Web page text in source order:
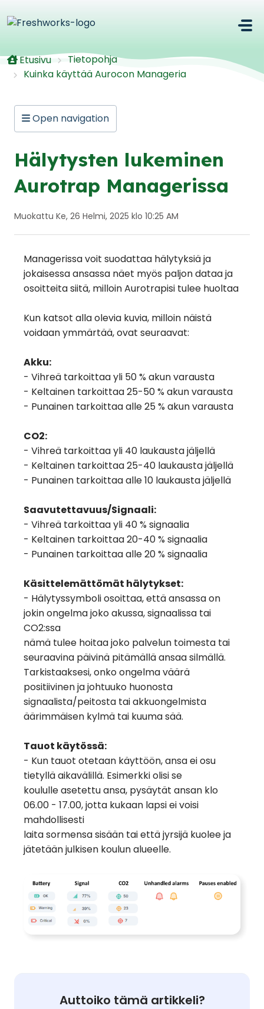
Etusivu
Tietopohja
Kuinka käyttää Aurocon Manageria
Open navigation
Hälytysten lukeminen
Aurotrap Managerissa
Muokattu Ke, 26 Helmi, 2025 klo 10:25 AM
Managerissa voit suodattaa hälytyksiä ja
jokaisessa ansassa näet myös paljon dataa ja
osoitteita siitä, milloin Aurotrapisi tulee huoltaa
Kun katsot alla olevia kuvia, milloin näistä
voidaan ymmärtää, ovat seuraavat:
Akku:
- Vihreä tarkoittaa yli 50 % akun varausta
- Keltainen tarkoittaa 25-50 % akun varausta
- Punainen tarkoittaa alle 25 % akun varausta
CO2:
- Vihreä tarkoittaa yli 40 laukausta jäljellä
- Keltainen tarkoittaa 25-40 laukausta jäljellä
- Punainen tarkoittaa alle 10 laukausta jäljellä
Saavutettavuus/Signaali:
- Vihreä tarkoittaa yli 40 % signaalia
- Keltainen tarkoittaa 20-40 % signaalia
- Punainen tarkoittaa alle 20 % signaalia
Käsittelemättömät hälytykset:
- Hälytyssymboli osoittaa, että ansassa on
jokin ongelma joko akussa, signaalissa tai
CO2:ssa
nämä tulee hoitaa joko palvelun toimesta tai
seuraavina päivinä pitämällä ansaa silmällä.
Tarkistaaksesi, onko ongelma väärä
positiivinen ja johtuuko huonosta
signaalista/peitosta tai akkuongelmista
äärimmäisen kylmä tai kuuma sää.
Tauot käytössä:
- Kun tauot otetaan käyttöön, ansa ei osu
tietyllä aikavälillä. Esimerkki olisi se
koululle asetettu ansa, pysäytät ansan klo
06.00 - 17.00, jotta kukaan lapsi ei voisi
mahdollisesti
laita sormensa sisään tai että jyrsijä kuolee ja
jätetään julkisen koulun alueelle.
Auttoiko tämä artikkeli?